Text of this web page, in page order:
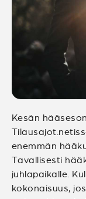
Kesän
enemmän
Tavallisesti
juhlapaikalle.
kokonaisuus,